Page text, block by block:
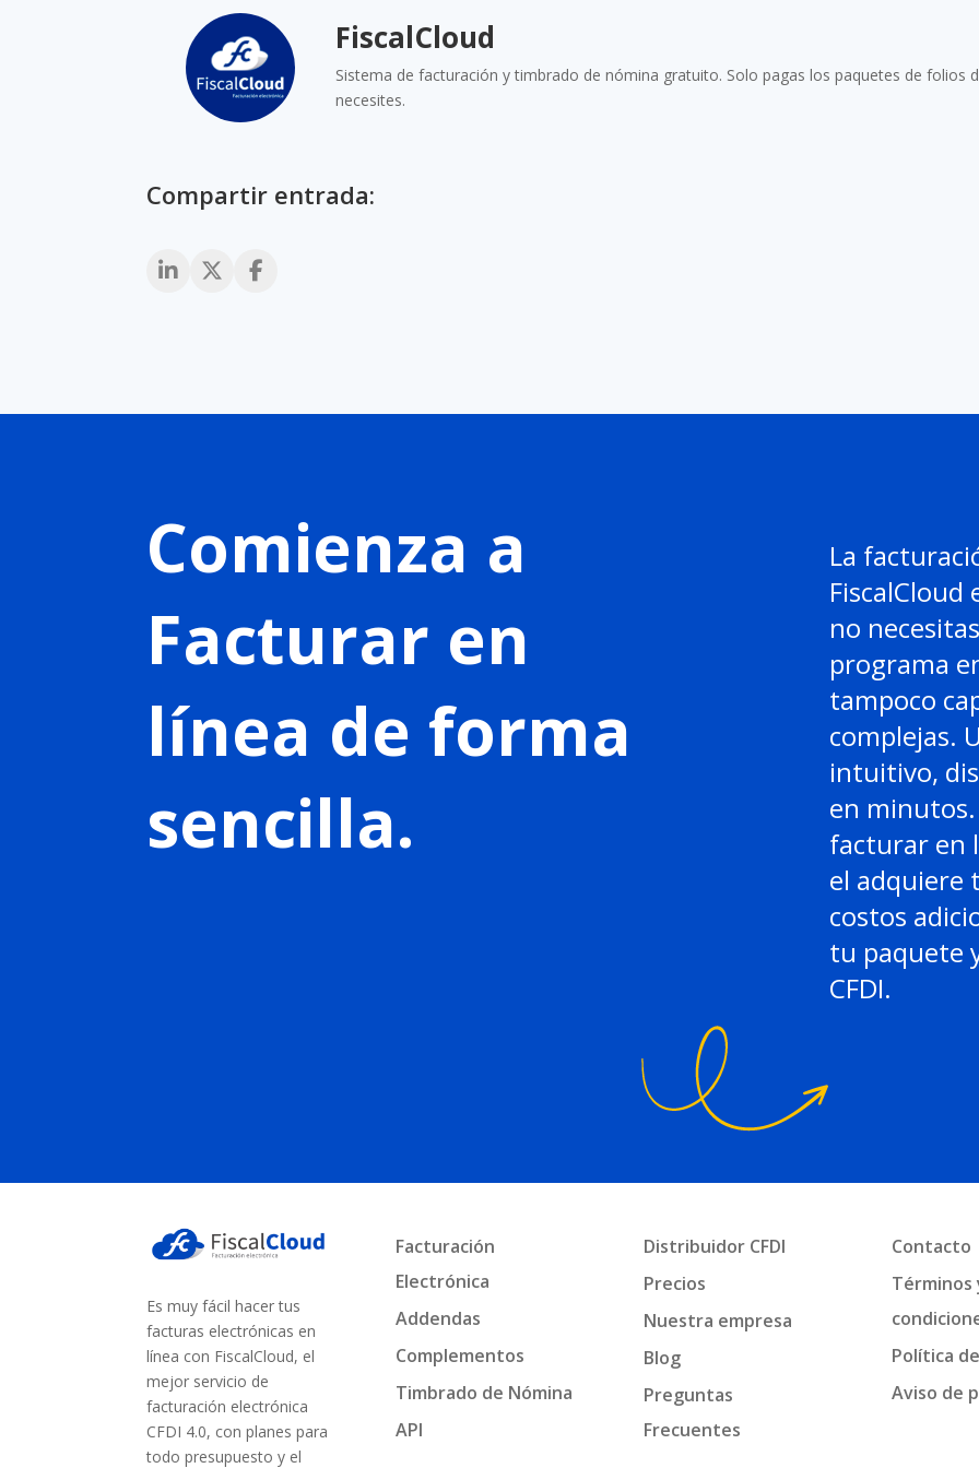
FiscalCloud
Sistema de facturación y timbrado de nómina gratuito. Solo pagas los paquetes de folios
necesites.
Compartir entrada:
Comienza a
Facturar en
línea de forma
sencilla.
La
FiscalCloud
no
programa
tampoco
complejas.
intuitivo,
en
facturar en
el adquiere
costos
tu paquete
CFDI.
Es muy fácil hacer tus
facturas electrónicas en
línea con FiscalCloud, el
mejor servicio de
facturación electrónica
CFDI 4.0, con planes para
todo presupuesto y el
Facturación
Electrónica
Addendas
Complementos
Timbrado de Nómina
API
Distribuidor CFDI
Precios
Nuestra empresa
Blog
Preguntas
Frecuentes
Contacto
Términos
Política
Aviso de